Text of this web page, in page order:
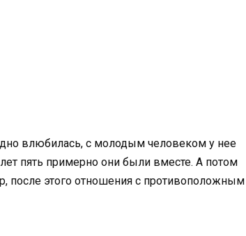
влюбилась, с молодым человеком у нее
пять примерно они были вместе. А потом
после этого отношения с противоположным